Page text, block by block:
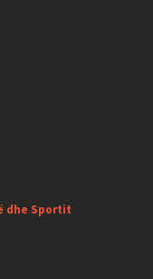
dhe Sportit